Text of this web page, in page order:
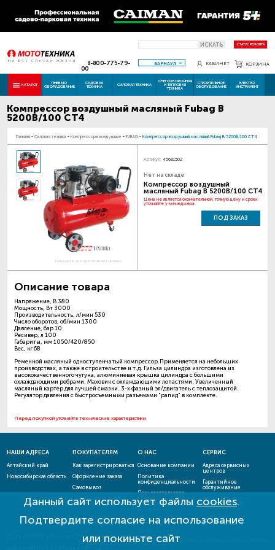
ИСКАТЬ СТАТУС РЕМОНТА
8-800-775-79-
00
БАРНАУЛ КАБИНЕТ КОРЗИНА
КАТАЛОГ ПНЕВМО
ОБОРУДОВАНИЕ
САДОВАЯ
ТЕХНИКА СИЛОВАЯ ТЕХНИКА
СНЕГОУБОРОЧНАЯ
И ТЕПЛОВАЯ
ТЕХНИКА
СТРОИТЕЛЬНОЕ
ОБОРУДОВАНИЕ
ЭЛЕКТРО
ИНСТРУМЕНТ
Компрессор воздушный масляный Fubag В
5200В/100 СТ4
Главная - Силовая техника - Компрессоры воздушные - FUBAG - Компрессор воздушный масляный Fubag В 5200В/100 СТ4
Наведите для увеличения картинки
Артикул: 45681502
Нет на складе
Компрессор воздушный
масляный Fubag В 5200В/100 СТ4
Цена не является окончательной, точную цену и сроки
уточняйте у менеджера
ПОД ЗАКАЗ
Описание товара
Напряжение, В 380
Мощность, Вт 3000
Производительность, л/мин 530
Число оборотов, об/мин 1300
Давление, бар 10
Ресивер, л 100
Габариты, мм 1050/420/850
Вес, кг 68
Ременной масляный одноступенчатый компрессор.Применяется на небольших
производствах, а также в строительстве и т.д. Гильза цилиндра изготовлена из
высококачественного чугуна, алюминиевая крышка цилиндра с большими
охлаждающими ребрами. Маховик с охлаждающими лопастями. Увеличенный
масляный картер для лучшей смазки. 3-х фазный эл/двигатель с теплозащитой.
Регулятор давления с быстросъемными разъемами "рапид" в комплекте.
Перед покупкой уточняйте технические характеристики
Данный сайт использует файлы cookies.
Подтвердите согласие на использование
или покиньте сайт
НАШИ АДРЕСА
Алтайский край
Новосибирская область
ПОКУПАТЕЛЯМ
Как зарегистрироваться
Оформление заказа
Самовывоз
Способы оплаты
О НАС
Основание компании
Политика
конфиденциальности
Пользовательское
соглашение
Акции и скидки
СЕРВИС
Адреса сервисных
центров
Гарантийное
обслуживание
Проверить статус
ремонта
ЕСТЬ ВОПРОСЫ? НАПИШИТЕ НАМ!